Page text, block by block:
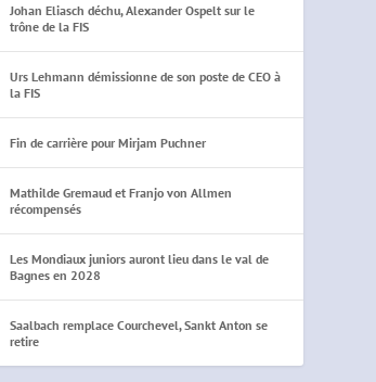
Johan Eliasch déchu, Alexander Ospelt sur le
trône de la FIS
Urs Lehmann démissionne de son poste de CEO à
la FIS
Fin de carrière pour Mirjam Puchner
Mathilde Gremaud et Franjo von Allmen
récompensés
Les Mondiaux juniors auront lieu dans le val de
Bagnes en 2028
Saalbach remplace Courchevel, Sankt Anton se
retire